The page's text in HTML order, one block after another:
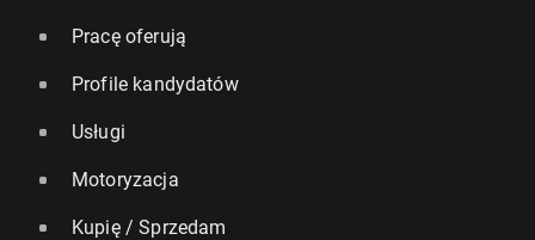
Pracę oferują
Profile kandydatów
Usługi
Motoryzacja
Kupię / Sprzedam